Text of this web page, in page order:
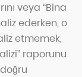
veya “Bina
ederken, o
etmemek,
raporunu